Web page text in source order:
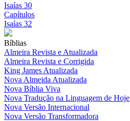
Isaías 30
Capítulos
Isaías 32
Bíblias
Almeira Revista e Atualizada
Almeira Revista e Corrigida
King James Atualizada
Nova Almeida Atualizada
Nova Bíblia Viva
Nova Tradução na Linguagem de Hoje
Nova Versão Internacional
Nova Versão Transformadora